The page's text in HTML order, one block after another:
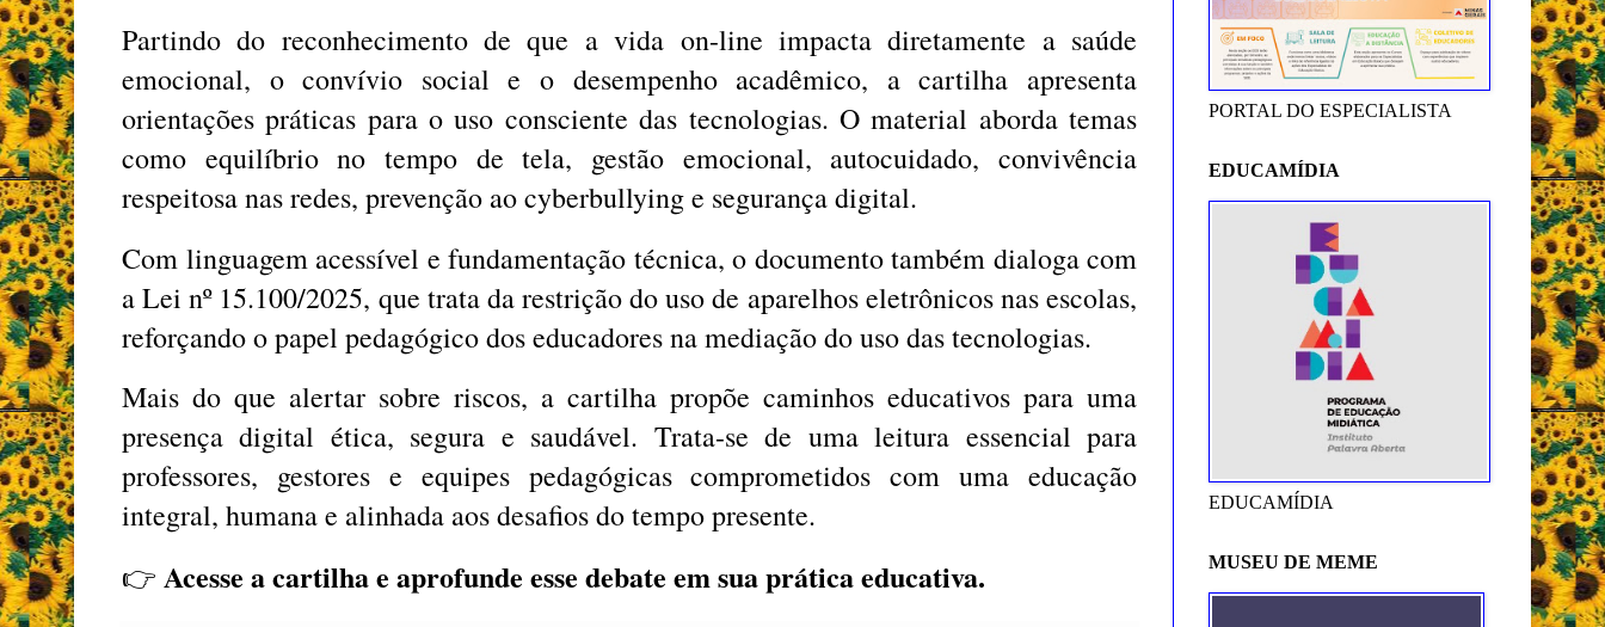
Partindo do reconhecimento de que a vida on-line impacta diretamente a saúde
emocional, o convívio social e o desempenho acadêmico, a cartilha apresenta
orientações práticas para o uso consciente das tecnologias. O material aborda temas
como equilíbrio no tempo de tela, gestão emocional, autocuidado, convivência
respeitosa nas redes, prevenção ao cyberbullying e segurança digital.
Com linguagem acessível e fundamentação técnica, o documento também dialoga com
a Lei nº 15.100/2025, que trata da restrição do uso de aparelhos eletrônicos nas escolas,
reforçando o papel pedagógico dos educadores na mediação do uso das tecnologias.
Mais do que alertar sobre riscos, a cartilha propõe caminhos educativos para uma
presença digital ética, segura e saudável. Trata-se de uma leitura essencial para
professores, gestores e equipes pedagógicas comprometidos com uma educação
integral, humana e alinhada aos desafios do tempo presente.
👉 Acesse a cartilha e aprofunde esse debate em sua prática educativa.
PORTAL DO ESPECIALISTA
EDUCAMÍDIA
EDUCAMÍDIA
MUSEU DE MEME